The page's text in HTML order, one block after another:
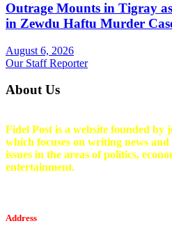
Outrage Mounts in Tigray
in Zewdu Haftu Murder
August 6, 2026
Our Staff Reporter
About Us
Fidel Post is a website founded by
which focuses on writing news
issues in the areas of politics,
entertainment.
Address